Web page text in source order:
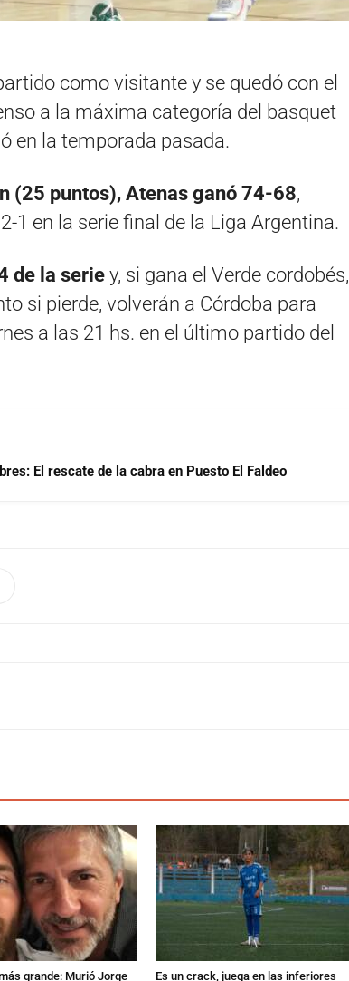
como visitante y se quedó con el
a la máxima categoría del basquet
en la temporada pasada.
(25 puntos), Atenas ganó 74-68,
1 en la serie final de la Liga Argentina.
de la serie y, si gana el Verde cordobés,
si pierde, volverán a Córdoba para
a las 21 hs. en el último partido del
El rescate de la cabra en Puesto El Faldeo
grande: Murió Jorge
Es un crack, juega en las inferiores